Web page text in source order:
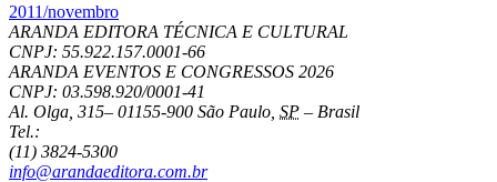
2011/novembro
ARANDA EDITORA TÉCNICA E CULTURAL
CNPJ: 55.922.157.0001-66
ARANDA EVENTOS E CONGRESSOS 2026
CNPJ: 03.598.920/0001-41
Al. Olga, 315– 01155-900 São Paulo SP – Brasil
Tel.:
(11) 3824-5300
info@arandaeditora.com.br